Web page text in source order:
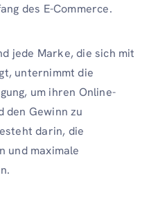
des E-Commerce.
jede Marke, die sich mit
unternimmt die
um ihren Online-
den Gewinn zu
darin, die
und maximale